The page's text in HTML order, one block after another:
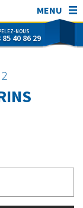
MENU
REJOINDRE !
NOUS
85 40 86 29
2